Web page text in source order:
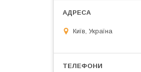
Київ, Україна